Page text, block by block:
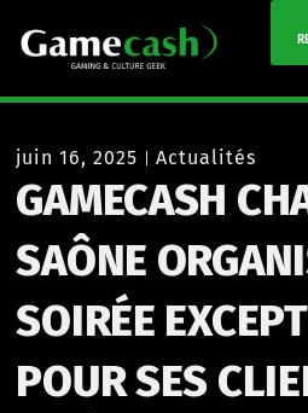
juin 16, 2025 Actualités
GAMECASH
SAÔNE
SOIRÉE
POUR SES